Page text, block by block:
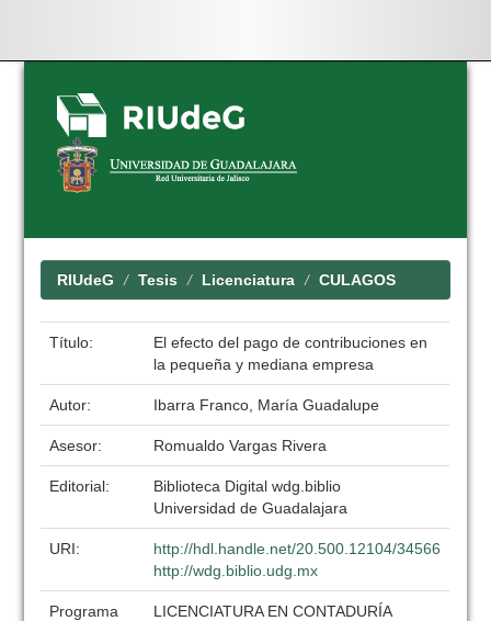
Skip
navigation
RIUdeG Tesis Licenciatura CULAGOS
Título:
El efecto del pago de contribuciones en
la pequeña y mediana empresa
Autor: Ibarra Franco, María Guadalupe
Asesor: Romualdo Vargas Rivera
Editorial:
Biblioteca Digital wdg.biblio
Universidad de Guadalajara
URI:
http://hdl.handle.net/20.500.12104/34566
http://wdg.biblio.udg.mx
Programa
LICENCIATURA EN CONTADURÍA